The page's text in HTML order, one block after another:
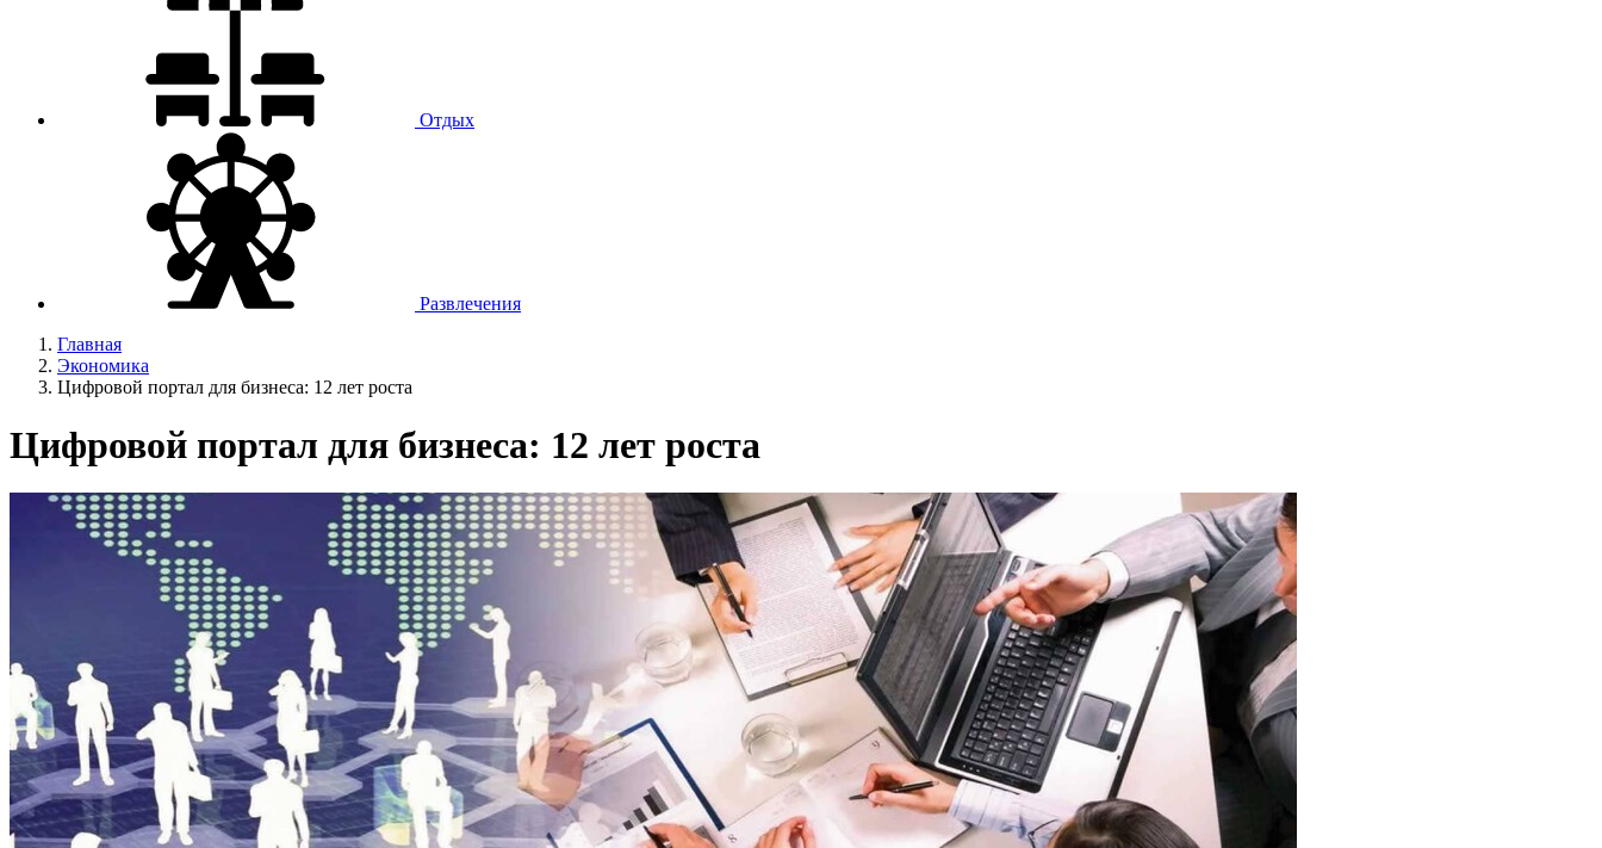
Отдых
Развлечения
Главная
Экономика
Цифровой портал для бизнеса: 12 лет роста
Цифровой портал для бизнеса: 12 лет роста